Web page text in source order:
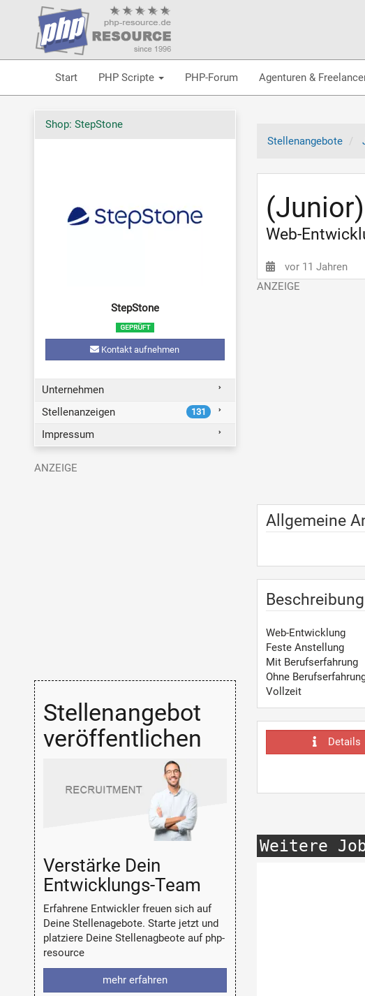
Start PHP Scripte PHP-Forum Agenturen &
Stellenangebote
Web-
vor 11 Jahren
Allgemeine
Beschreibung
Web-Entwicklung
Feste Anstellung
Mit Berufserfahrung
Ohne
Vollzeit
Details
Weitere
Shop: StepStone
StepStone
Kontakt aufnehmen
Unternehmen
Stellenanzeigen
131
Impressum
Stellenangebot
veröffentlichen
Verstärke Dein
Entwicklungs-Team
Erfahrene Entwickler freuen sich auf
Deine Stellenagebote. Starte jetzt und
platziere Deine Stellenagbeote auf php-
resource
mehr erfahren